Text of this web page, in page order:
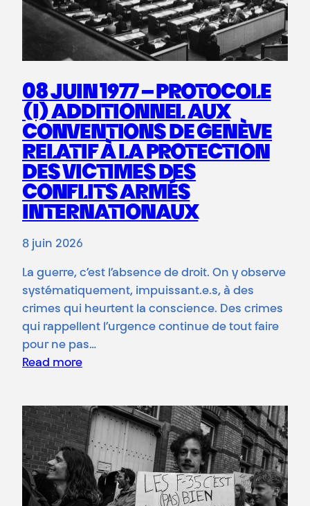
08 JUIN 1977 – PROTOCOLE
(I) ADDITIONNEL AUX
CONVENTIONS DE GENÈVE
RELATIF À LA PROTECTION
DES VICTIMES DES
CONFLITS ARMÉS
INTERNATIONAUX
8 juin 2026
La guerre, c’est l’absence de droit. On y observe
systématiquement, impuissant.e.s, à des
crimes qui heurtent la conscience. Des crimes
qui rappellent l’urgence continue de tout faire
pour ne pas…
Read more